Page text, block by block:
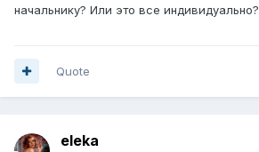
начальнику? Или это все индивидуально?
Quote
eleka